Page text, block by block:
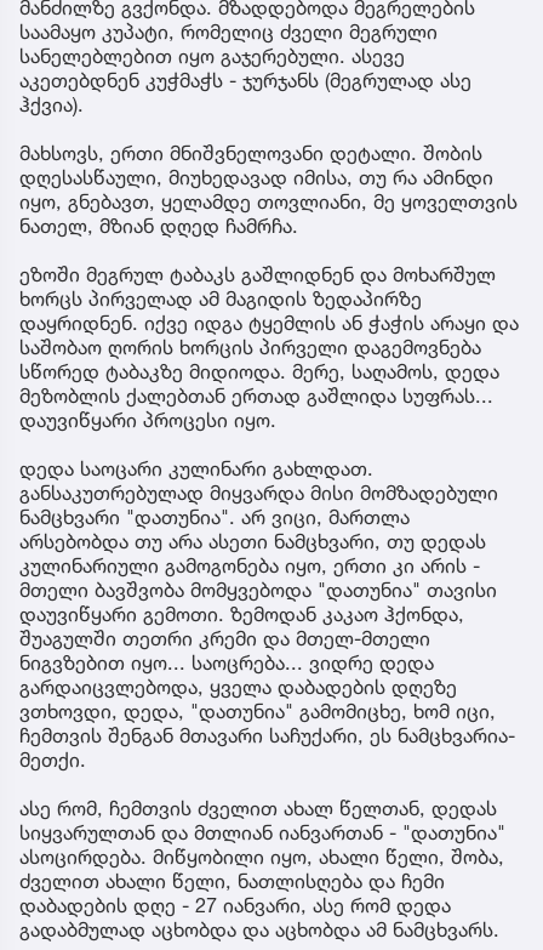
მანძილზე გვქონდა. მზადდებოდა მეგრელების
საამაყო კუპატი, რომელიც ძველი მეგრული
სანელებლებით იყო გაჯერებული. ასევე
აკეთებდნენ კუჭმაჭს - ჯურჯანს (მეგრულად ასე
ჰქვია).
მახსოვს, ერთი მნიშვნელოვანი დეტალი. შობის
დღესასწაული, მიუხედავად იმისა, თუ რა ამინდი
იყო, გნებავთ, ყელამდე თოვლიანი, მე ყოველთვის
ნათელ, მზიან დღედ ჩამრჩა.
ეზოში მეგრულ ტაბაკს გაშლიდნენ და მოხარშულ
ხორცს პირველად ამ მაგიდის ზედაპირზე
დაყრიდნენ. იქვე იდგა ტყემლის ან ჭაჭის არაყი და
საშობაო ღორის ხორცის პირველი დაგემოვნება
სწორედ ტაბაკზე მიდიოდა. მერე, საღამოს, დედა
მეზობლის ქალებთან ერთად გაშლიდა სუფრას...
დაუვიწყარი პროცესი იყო.
დედა საოცარი კულინარი გახლდათ.
განსაკუთრებულად მიყვარდა მისი მომზადებული
ნამცხვარი "დათუნია". არ ვიცი, მართლა
არსებობდა თუ არა ასეთი ნამცხვარი, თუ დედას
კულინარიული გამოგონება იყო, ერთი კი არის -
მთელი ბავშვობა მომყვებოდა "დათუნია" თავისი
დაუვიწყარი გემოთი. ზემოდან კაკაო ჰქონდა,
შუაგულში თეთრი კრემი და მთელ-მთელი
ნიგვზებით იყო... საოცრება... ვიდრე დედა
გარდაიცვლებოდა, ყველა დაბადების დღეზე
ვთხოვდი, დედა, "დათუნია" გამომიცხე, ხომ იცი,
ჩემთვის შენგან მთავარი საჩუქარი, ეს ნამცხვარია-
მეთქი.
ასე რომ, ჩემთვის ძველით ახალ წელთან, დედას
სიყვარულთან და მთლიან იანვართან - "დათუნია"
ასოცირდება. მიწყობილი იყო, ახალი წელი, შობა,
ძველით ახალი წელი, ნათლისღება და ჩემი
დაბადების დღე - 27 იანვარი, ასე რომ დედა
გადაბმულად აცხობდა და აცხობდა ამ ნამცხვარს.